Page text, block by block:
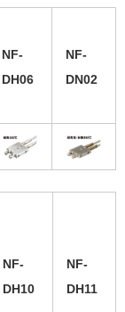
NF-
DH06
NF-
DN02
NF-
DH10
NF-
DH11